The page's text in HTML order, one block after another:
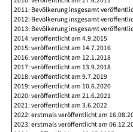
2011: Bevölkerung insgesamt
2012: Bevölkerung insgesamt
2013: Bevölkerung insgesamt
2014: veröffentlicht am 4.9.2015
2015: veröffentlicht am 14.7.2016
2016: veröffentlicht am 12.1.2018
2017: veröffentlicht am 13.9.2018
2018: veröffentlicht am 9.7.2019
2019: veröffentlicht am 10.6.2020
2020: veröffentlicht am 21.6.2021
2021: veröffentlicht am 3.6.2022
2022: erstmals veröffentlicht am
2023: erstmals veröffentlicht am